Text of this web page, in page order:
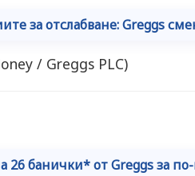
за отслабване: Greggs
/ Greggs PLC)
26 банички* от Greggs за